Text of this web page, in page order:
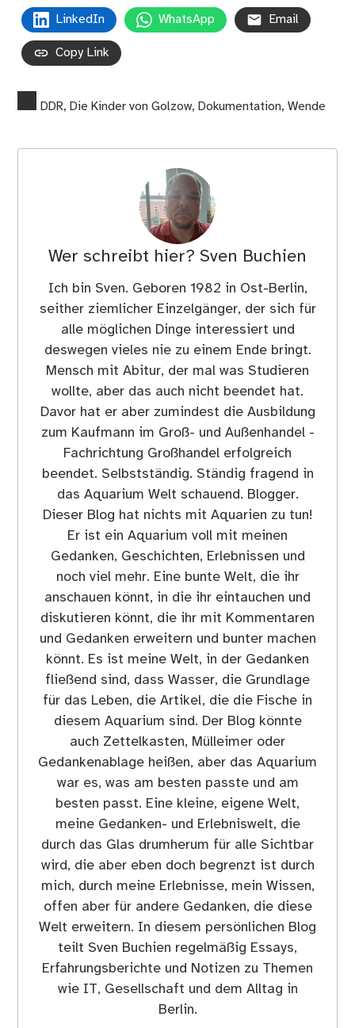
LinkedIn WhatsApp Email
Copy Link
DDR, Die Kinder von Golzow, Dokumentation,Wende
Wer schreibt hier? Sven Buchien
Ich bin Sven. Geboren 1982 in Ost-Berlin,
seither ziemlicher Einzelgänger, der sich für
alle möglichen Dinge interessiert und
deswegen vieles nie zu einem Ende bringt.
Mensch mit Abitur, der mal was Studieren
wollte, aber das auch nicht beendet hat.
Davor hat er aber zumindest die Ausbildung
zum Kaufmann im Groß- und Außenhandel -
Fachrichtung Großhandel erfolgreich
beendet. Selbstständig. Ständig fragend in
das Aquarium Welt schauend. Blogger.
Dieser Blog hat nichts mit Aquarien zu tun!
Er ist ein Aquarium voll mit meinen
Gedanken, Geschichten, Erlebnissen und
noch viel mehr. Eine bunte Welt, die ihr
anschauen könnt, in die ihr eintauchen und
diskutieren könnt, die ihr mit Kommentaren
und Gedanken erweitern und bunter machen
könnt. Es ist meine Welt, in der Gedanken
fließend sind, dass Wasser, die Grundlage
für das Leben, die Artikel, die die Fische in
diesem Aquarium sind. Der Blog könnte
auch Zettelkasten, Mülleimer oder
Gedankenablage heißen, aber das Aquarium
war es, was am besten passte und am
besten passt. Eine kleine, eigene Welt,
meine Gedanken- und Erlebniswelt, die
durch das Glas drumherum für alle Sichtbar
wird, die aber eben doch begrenzt ist durch
mich, durch meine Erlebnisse, mein Wissen,
offen aber für andere Gedanken, die diese
Welt erweitern. In diesem persönlichen Blog
teilt Sven Buchien regelmäßig Essays,
Erfahrungsberichte und Notizen zu Themen
wie IT, Gesellschaft und dem Alltag in
Berlin.